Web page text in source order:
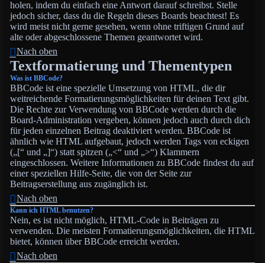
holen, indem du einfach eine Antwort darauf schreibst. Stelle
jedoch sicher, dass du die Regeln dieses Boards beachtest! Es
wird meist nicht gerne gesehen, wenn ohne triftigen Grund auf
alte oder abgeschlossene Themen geantwortet wird.
Nach oben
Textformatierung und Thementypen
Was ist BBCode?
BBCode ist eine spezielle Umsetzung von HTML, die dir
weitreichende Formatierungsmöglichkeiten für deinen Text gibt.
Die Rechte zur Verwendung von BBCode werden durch die
Board-Administration vergeben, können jedoch auch durch dich
für jeden einzelnen Beitrag deaktiviert werden. BBCode ist
ähnlich wie HTML aufgebaut, jedoch werden Tags von eckigen
(„[“ und „]“) statt spitzen („<“ und „>“) Klammern
eingeschlossen. Weitere Informationen zu BBCode findest du auf
einer speziellen Hilfe-Seite, die von der Seite zur
Beitragserstellung aus zugänglich ist.
Nach oben
Kann ich HTML benutzen?
Nein, es ist nicht möglich, HTML-Code in Beiträgen zu
verwenden. Die meisten Formatierungsmöglichkeiten, die HTML
bietet, können über BBCode erreicht werden.
Nach oben